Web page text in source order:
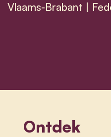
Vlaams-Brabant |
Ontdek